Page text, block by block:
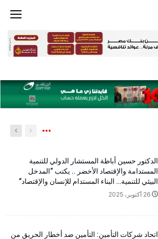
الدكتور حسين أباظة المستشار الدولي للتنمية
المستدامة والإقتصاد الأخضر .. يكتب “المدخل
البيئي للتنمية… البناء المستدام للإنسان والإقتصاد”
26 أكتوبر، 2025
اتحاد شركات التأمين: التأمين ضد أخطار الحريق من